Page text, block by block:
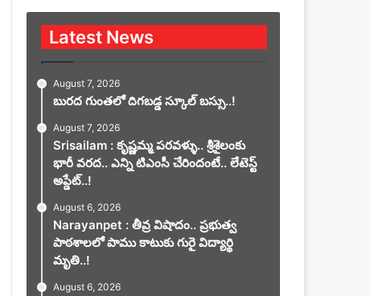
Latest News
August 7, 2026
బురద గుంతలో దిగబడ్డ స్కూల్ బస్సు..!
August 7, 2026
Srisailam : కృష్ణమ్మ పరవళ్ళు.. శ్రీశైలంకు
భారీ వరద.. ఎన్ని టిఎంసీ చేరిందంటే.. లేటెస్ట్
అప్డేట్..!
August 6, 2026
Narayanpet : తీవ్ర విషాదం.. ప్రభుత్వ
పాఠశాలలో పాము కాటుకు గురై విద్యార్థి
మృతి..!
August 6, 2026